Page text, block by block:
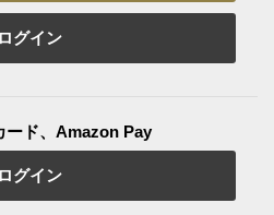
ログイン
ード、Amazon Pay
ログイン